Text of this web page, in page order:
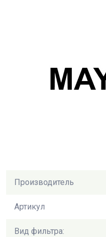
Производитель
Артикул
Вид фильтра: